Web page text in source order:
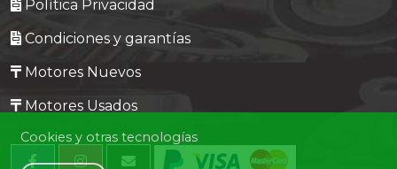
Política Privacidad
Condiciones y garantías
Motores Nuevos
Motores Usados
Cookies y otras tecnologías